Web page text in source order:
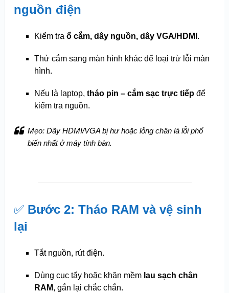
nguồn điện
Kiểm tra ổ cắm, dây nguồn, dây VGA/HDMI .
Thử cắm sang màn hình khác để loại trừ lỗi màn
hình.
Nếu là laptop, tháo pin – cắm sạc trực tiếpđể
kiểm tra nguồn.
Mẹo:Dây HDMI/VGA bị hư hoặc lỏng chân là lỗi phổ
biến nhất ở máy tính bàn.
✅ Bước 2: Tháo RAM và vệ sinh
lại
Tắt nguồn, rút điện.
Dùng cục tẩy hoặc khăn mềm lau sạch chân
RAM, gắn lại chắc chắn.